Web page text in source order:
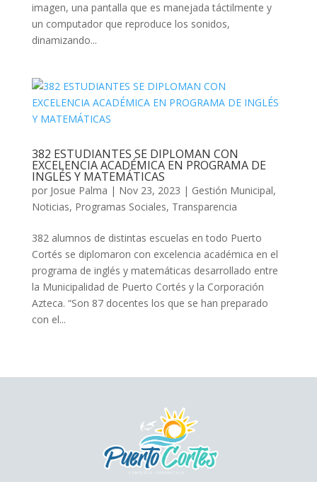
imagen, una pantalla que es manejada táctilmente y
un computador que reproduce los sonidos,
dinamizando...
382 ESTUDIANTES SE DIPLOMAN CON
EXCELENCIA ACADÉMICA EN PROGRAMA DE
INGLÉS Y MATEMÁTICAS
por Josue Palma | Nov 23, 2023 | Gestión Municipal,
Noticias, Programas Sociales, Transparencia
382 alumnos de distintas escuelas en todo Puerto
Cortés se diplomaron con excelencia académica en el
programa de inglés y matemáticas desarrollado entre
la Municipalidad de Puerto Cortés y la Corporación
Azteca. “Son 87 docentes los que se han preparado
con el...